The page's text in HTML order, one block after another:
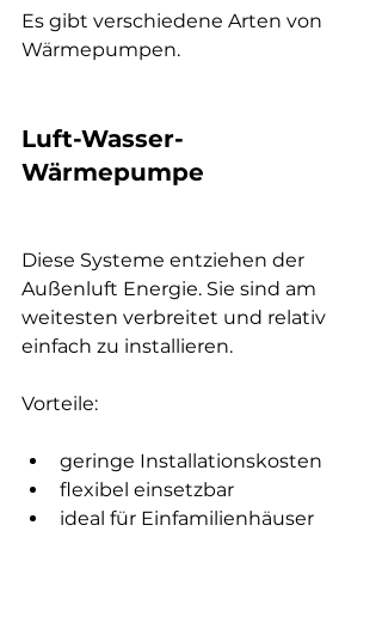
Es gibt verschiedene Arten von
Wärmepumpen.
Luft-Wasser-
Wärmepumpe
Diese Systeme entziehen der
Außenluft Energie. Sie sind am
weitesten verbreitet und relativ
einfach zu installieren.
Vorteile:
geringe Installationskosten
flexibel einsetzbar
ideal für Einfamilienhäuser